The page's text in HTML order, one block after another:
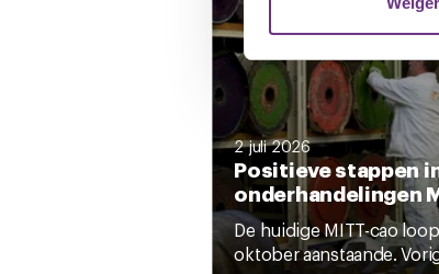
U kunt uw
cookie-
2 juli 2026
Positieve stappen
onderhandelingen
De huidige MITT-cao
oktober aanstaande.